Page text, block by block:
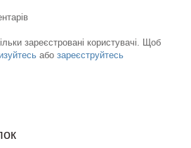
зареєстровані користувачі. Щоб
або зареєструйтесь